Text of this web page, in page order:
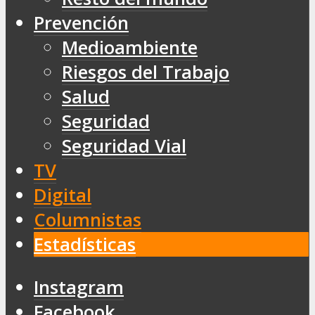
Prevención
Medioambiente
Riesgos del Trabajo
Salud
Seguridad
Seguridad Vial
TV
Digital
Columnistas
Estadísticas
Instagram